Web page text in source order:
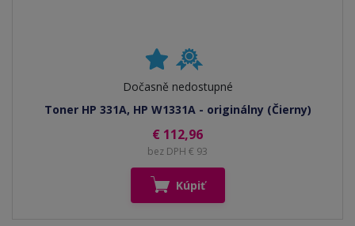
Dočasně nedostupné
Toner HP 331A, HP W1331A - originálny (Čierny)
€ 112,96
bez DPH € 93
Kúpiť